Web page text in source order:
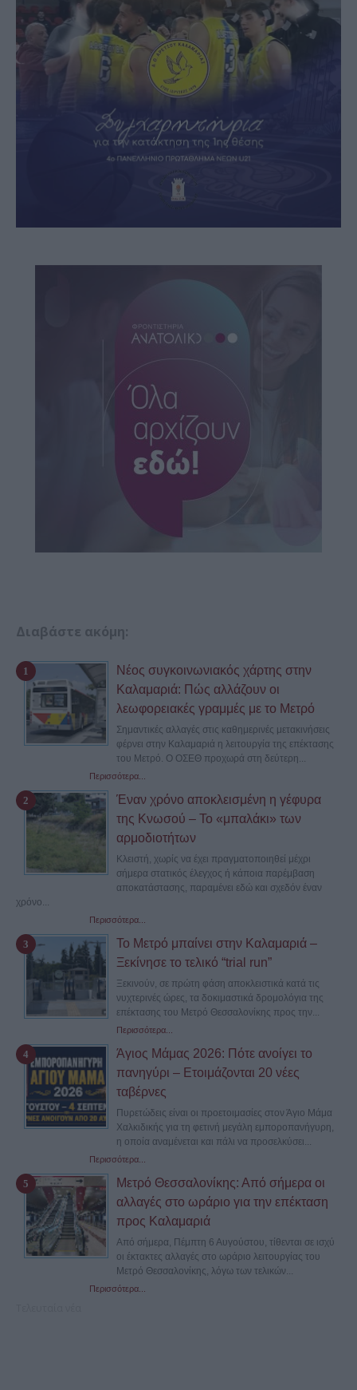
Διαβάστε ακόμη:
Νέος συγκοινωνιακός χάρτης στην
Καλαμαριά: Πώς αλλάζουν οι
λεωφορειακές γραμμές με το Μετρό
Σημαντικές αλλαγές στις καθημερινές μετακινήσεις
φέρνει στην Καλαμαριά η λειτουργία της επέκτασης
του Μετρό. Ο ΟΣΕΘ προχωρά στη δεύτερη...
Περισσότερα...
Έναν χρόνο αποκλεισμένη η γέφυρα
της Κνωσού – Το «μπαλάκι» των
αρμοδιοτήτων
Κλειστή, χωρίς να έχει πραγματοποιηθεί μέχρι
σήμερα στατικός έλεγχος ή κάποια παρέμβαση
αποκατάστασης, παραμένει εδώ και σχεδόν έναν
χρόνο...
Περισσότερα...
Το Μετρό μπαίνει στην Καλαμαριά –
Ξεκίνησε το τελικό “trial run”
Ξεκινούν, σε πρώτη φάση αποκλειστικά κατά τις
νυχτερινές ώρες, τα δοκιμαστικά δρομολόγια της
επέκτασης του Μετρό Θεσσαλονίκης προς την...
Περισσότερα...
Άγιος Μάμας 2026: Πότε ανοίγει το
πανηγύρι – Ετοιμάζονται 20 νέες
ταβέρνες
Πυρετώδεις είναι οι προετοιμασίες στον Άγιο Μάμα
Χαλκιδικής για τη φετινή μεγάλη εμποροπανήγυρη,
η οποία αναμένεται και πάλι να προσελκύσει...
Περισσότερα...
Μετρό Θεσσαλονίκης: Από σήμερα οι
αλλαγές στο ωράριο για την επέκταση
προς Καλαμαριά
Από σήμερα, Πέμπτη 6 Αυγούστου, τίθενται σε ισχύ
οι έκτακτες αλλαγές στο ωράριο λειτουργίας του
Μετρό Θεσσαλονίκης, λόγω των τελικών...
Περισσότερα...